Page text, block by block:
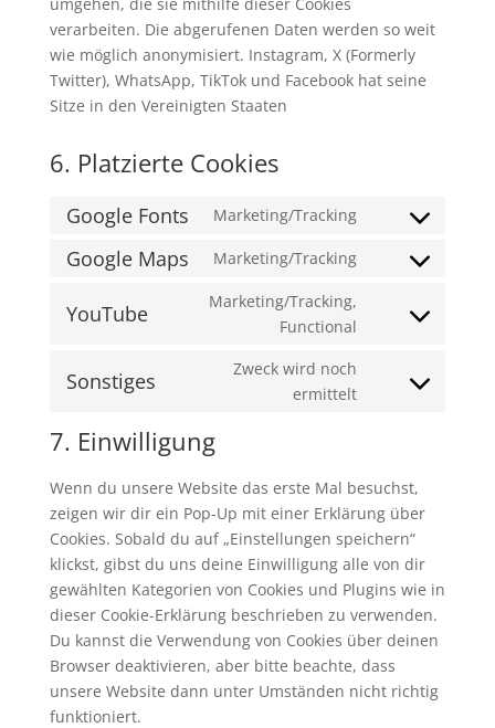
verarbeiten. Die abgerufenen Daten werden so weit
wie möglich anonymisiert. Instagram, X (Formerly
Twitter), WhatsApp, TikTok und Facebook hat seine
Sitze in den Vereinigten Staaten
6. Platzierte Cookies
Google Fonts Marketing/Tracking
Consent
Google Maps Marketing/Tracking
Consent
service
YouTube
Marketing/Tracking,
Functional
Consent
service
Sonstiges
Zweck wird noch
ermittelt
Consent
7. Einwilligung
Wenn du unsere Website das erste Mal besuchst,
zeigen wir dir ein Pop-Up mit einer Erklärung über
Cookies. Sobald du auf „Einstellungen speichern“
klickst, gibst du uns deine Einwilligung alle von dir
gewählten Kategorien von Cookies und Plugins wie in
dieser Cookie-Erklärung beschrieben zu verwenden.
Du kannst die Verwendung von Cookies über deinen
Browser deaktivieren, aber bitte beachte, dass
unsere Website dann unter Umständen nicht richtig
funktioniert.